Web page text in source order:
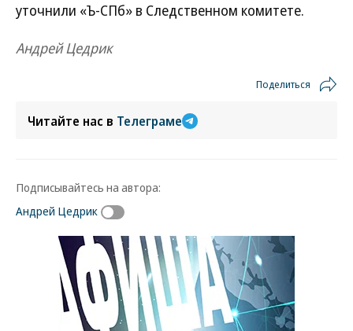
уточнили «Ъ-СПб» в Следственном комитете.
Андрей Цедрик
Поделиться
Читайте нас в Телеграме
Подписывайтесь на автора:
Андрей Цедрик